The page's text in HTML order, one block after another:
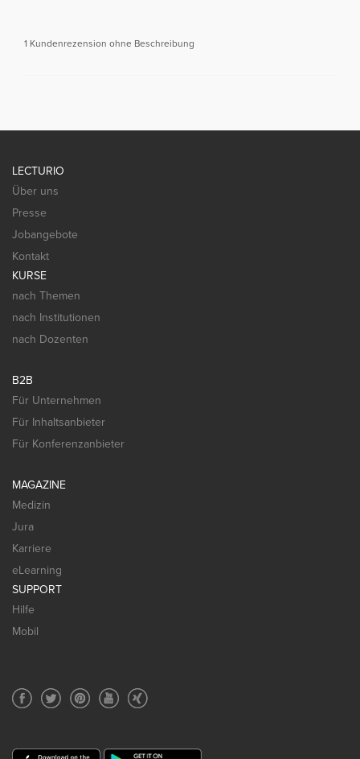
1 Kundenrezension ohne Beschreibung
LECTURIO
Über uns
Presse
Jobangebote
Kontakt
KURSE
nach Themen
nach Institutionen
nach Dozenten
B2B
Für Unternehmen
Für Inhaltsanbieter
Für Konferenzanbieter
MAGAZINE
Medizin
Jura
Karriere
eLearning
SUPPORT
Hilfe
Mobil